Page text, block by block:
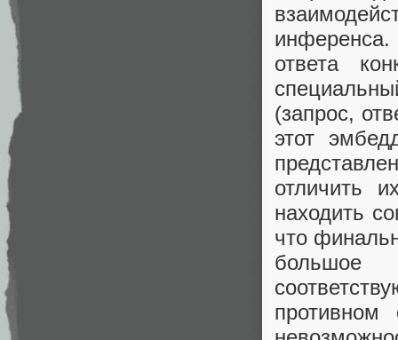
ответа
(запрос,
этот
отличить
находить
что
большое
противном